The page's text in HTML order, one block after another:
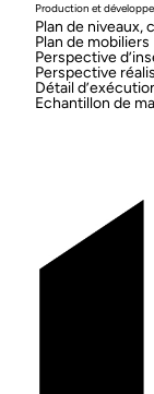
Production et
Plan de niveaux,
Plan de mobiliers
Perspective
Perspective
Détail
Echantillon de